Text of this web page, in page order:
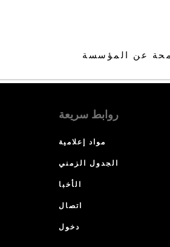
عن المؤسسة
روابط سريعة
مواد إعلامية
الجدول الزمني
الأخبا
اتصال
دخول